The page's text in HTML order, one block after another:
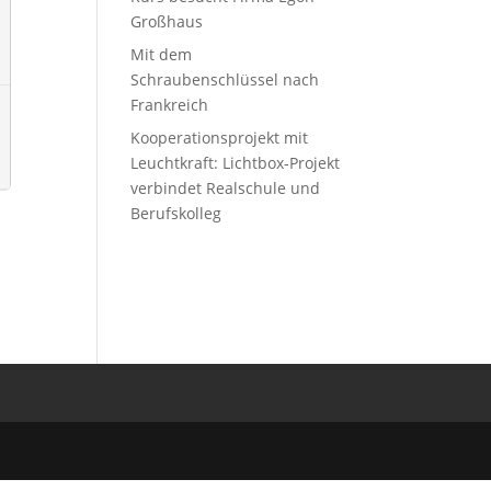
Großhaus
Mit dem
Schraubenschlüssel nach
Frankreich
Kooperationsprojekt mit
Leuchtkraft: Lichtbox-Projekt
verbindet Realschule und
Berufskolleg